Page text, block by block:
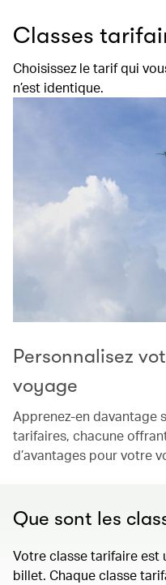
Classes
Choisissez le tarif qui
n’est identique.
Personnalisez
voyage
Apprenez-en davantage
tarifaires, chacune
d’avantages pour votre
Que sont les
Votre classe tarifaire
billet. Chaque classe